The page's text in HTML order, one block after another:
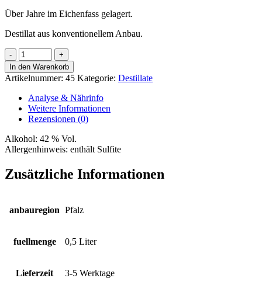
Über Jahre im Eichenfass gelagert.
Destillat aus konventionellem Anbau.
Marc
vom
Blauen
Spätburgunder
Menge
In den Warenkorb
Artikelnummer: 45 Kategorie: Destillate
Analyse & Nährinfo
Weitere Informationen
Rezensionen (0)
Alkohol: 42 % Vol.
Allergenhinweis: enthält Sulfite
Zusätzliche Informationen
anbauregion Pfalz
fuellmenge 0,5 Liter
Lieferzeit 3-5 Werktage